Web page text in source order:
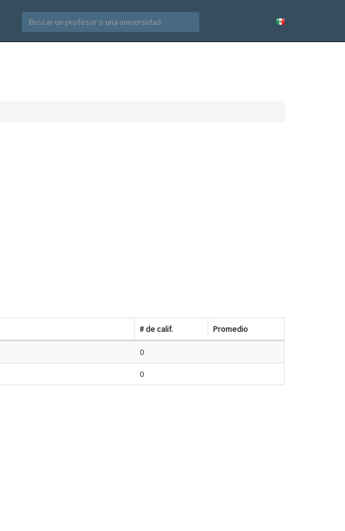
# de calif. Promedio
0
0